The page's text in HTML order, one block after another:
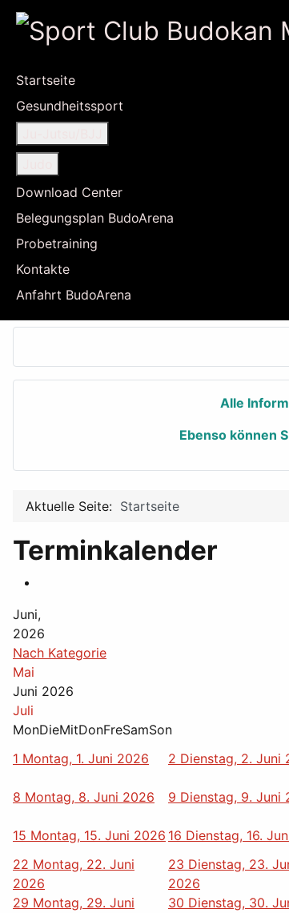
Startseite
Gesundheitssport
Download Center
Belegungsplan BudoArena
Probetraining
Kontakte
Anfahrt BudoArena
Alle
Ebenso können
Aktuelle Seite: Startseite
Terminkalender
Juni,
2026
Nach Kategorie
Mai
Juni 2026
Juli
MonDieMitDonFreSamSon
1 Montag, 1. Juni 2026 2 Dienstag, 2. Juni
8 Montag, 8. Juni 2026 9 Dienstag, 9. Juni
15 Montag, 15. Juni 2026 16 Dienstag, 16.
22 Montag, 22. Juni
2026
23 Dienstag, 23.
2026
29 Montag, 29. Juni
30 Dienstag, 30.